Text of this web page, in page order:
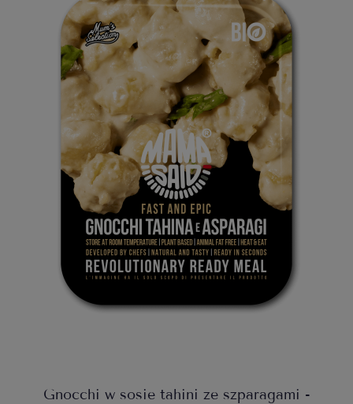
Gnocchi w sosie tahini ze szparagami -